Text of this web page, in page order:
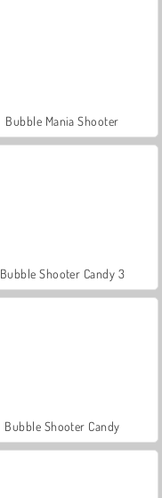
Bubble Mania Shooter
Bubble Shooter Candy 3
Bubble Shooter Candy